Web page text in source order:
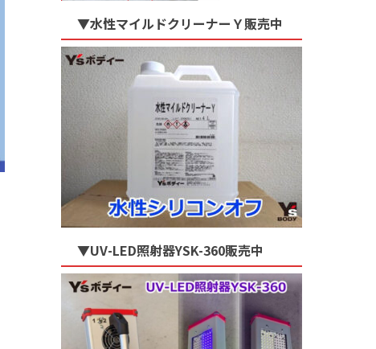
▼水性マイルドクリーナーＹ販売中
▼UV-LED照射器YSK-360販売中